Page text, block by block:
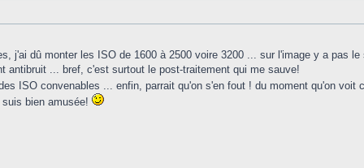
j'ai dû monter les ISO de 1600 à 2500 voire 3200 ... sur l'image y a pas
antibruit ... bref, c'est surtout le post-traitement qui me sauve!
ISO convenables ... enfin, parrait qu'on s'en fout ! du moment qu'on voit
bien amusée!